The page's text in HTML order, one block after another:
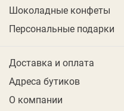
Шоколадные конфеты
Персональные подарки
Доставка и оплата
Адреса бутиков
О компании